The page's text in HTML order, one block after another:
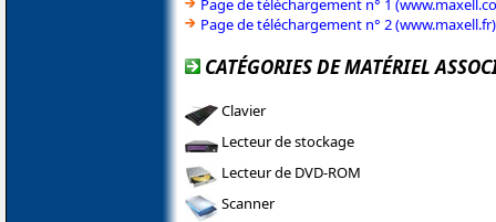
Page de téléchargement n° 2 (www.maxell.fr)
CATÉGORIES DE MATÉRIEL
Clavier
Lecteur de stockage
Lecteur de DVD-ROM
Scanner